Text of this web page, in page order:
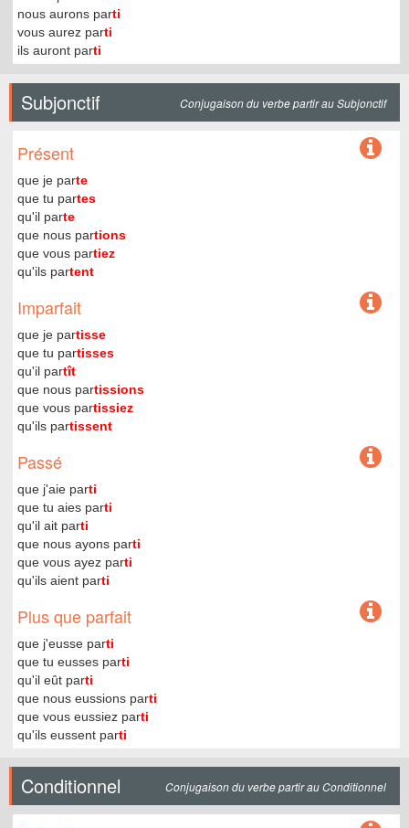
nous aurons parti
vous aurez parti
ils auront parti
Subjonctif Conjugaison du verbe partir au Subjonctif
Présent
que je parte
que tu partes
qu'il parte
que nous partions
que vous partiez
qu'ils partent
Imparfait
que je partisse
que tu partisses
qu'il partît
que nous partissions
que vous partissiez
qu'ils partissent
Passé
que j'aie parti
que tu aies parti
qu'il ait parti
que nous ayons parti
que vous ayez parti
qu'ils aient parti
Plus que parfait
que j'eusse parti
que tu eusses parti
qu'il eût parti
que nous eussions parti
que vous eussiez parti
qu'ils eussent parti
Conditionnel Conjugaison du verbe partir au Conditionnel